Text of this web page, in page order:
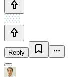
Reply